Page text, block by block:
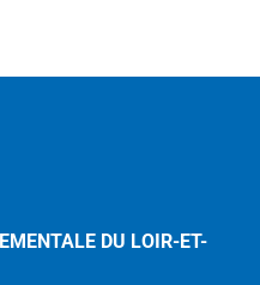
DU LOIR-ET-